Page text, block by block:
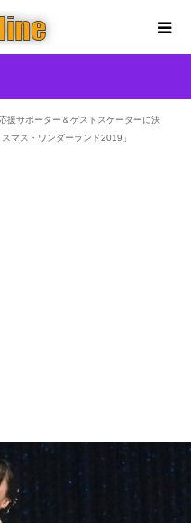
援サポーター＆ゲストスケーターに決
マス・ワンダーランド2019」